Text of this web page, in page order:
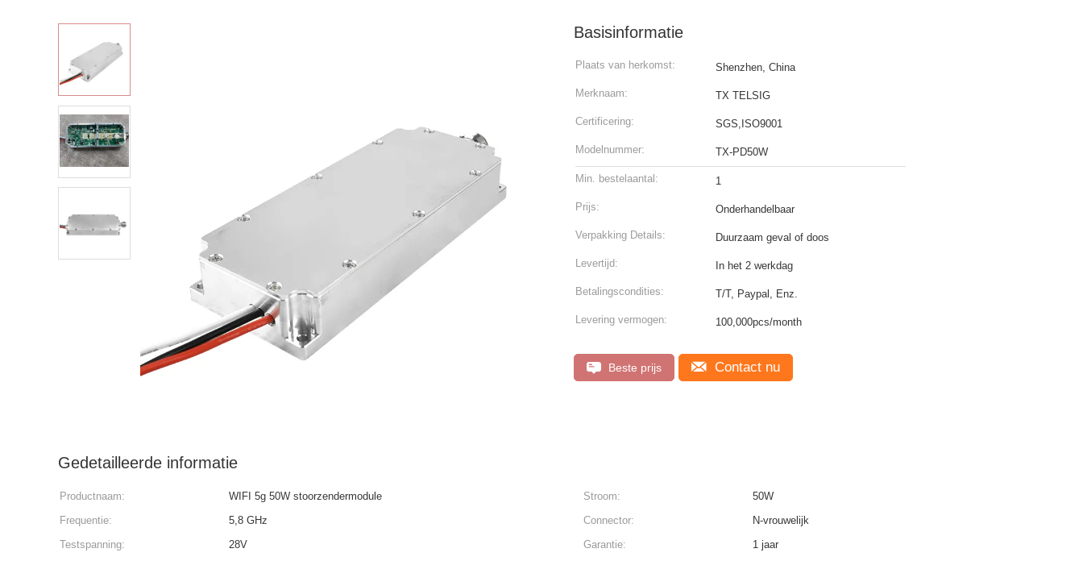
Basisinformatie
Plaats van herkomst: Shenzhen, China
Merknaam: TX TELSIG
Certificering: SGS,ISO9001
Modelnummer: TX-PD50W
Min. bestelaantal: 1
Prijs: Onderhandelbaar
Verpakking Details: Duurzaam geval of doos
Levertijd: In het 2 werkdag
Betalingscondities: T/T, Paypal, Enz.
Levering vermogen: 100,000pcs/month
Beste prijs Contact nu
Gedetailleerde informatie
Productnaam: WIFI 5g 50W stoorzendermodule Stroom:
50W
Frequentie:
5,8 GHz Connector:
N-vrouwelijk
Testspanning:
28V Garantie:
1 jaar